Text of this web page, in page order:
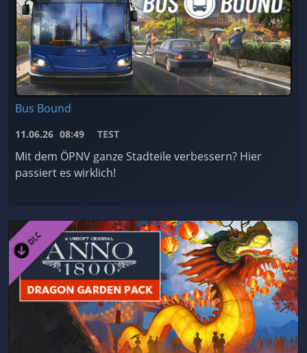
Bus Bound
11.06.26 08:49 TEST
Mit dem ÖPNV ganze Stadteile verbessern? Hier
passiert es wirklich!